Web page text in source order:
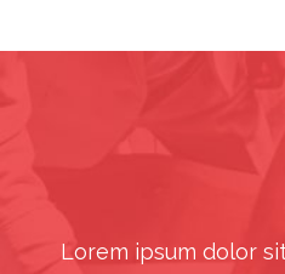
Lorem ipsum dolor